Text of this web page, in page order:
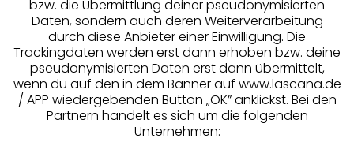
Beratung
Über uns
Rechtliches
bzw. die Übermittlung deiner pseudonymisierten
Daten, sondern auch deren Weiterverarbeitung
durch diese Anbieter einer Einwilligung. Die
Trackingdaten werden erst dann erhoben bzw. deine
pseudonymisierten Daten erst dann übermittelt,
wenn du auf den in dem Banner auf www.lascana.de
/ APP wiedergebenden Button „OK” anklickst. Bei den
Partnern handelt es sich um die folgenden
Unternehmen: